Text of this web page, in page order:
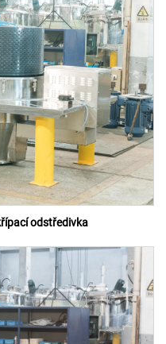
odstředivka